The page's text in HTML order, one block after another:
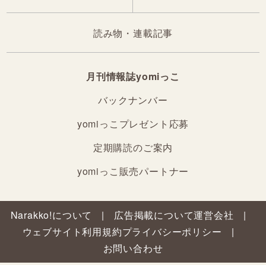
読み物・連載記事
月刊情報誌yomiっこ
バックナンバー
yomiっこプレゼント応募
定期購読のご案内
yomiっこ販売パートナー
Narakko!について 広告掲載について運営会社
ウェブサイト利用規約プライバシーポリシー
お問い合わせ